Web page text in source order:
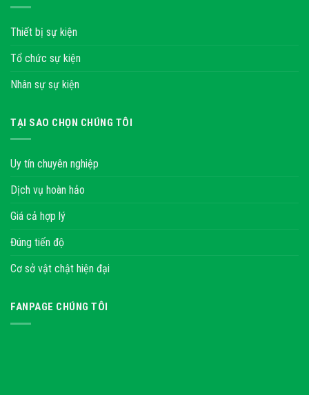
Thiết bị sự kiện
Tổ chức sự kiện
Nhân sự sự kiện
TẠI SAO CHỌN CHÚNG TÔI
Uy tín chuyên nghiệp
Dịch vụ hoàn hảo
Giá cả hợp lý
Đúng tiến độ
Cơ sở vật chật hiện đại
FANPAGE CHÚNG TÔI